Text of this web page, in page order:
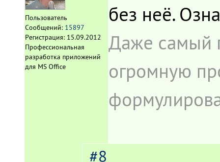
Пользователь
Сообщений: 15897
Регистрация: 15.09.2012
Профессиональная
разработка приложений
для MS Office
без неё.
Даже самый
огромную
#8